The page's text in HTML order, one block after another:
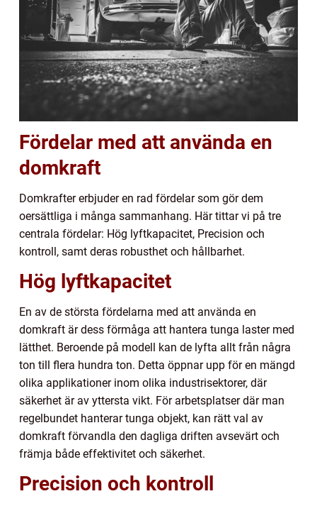
Fördelar med att använda en
domkraft
Domkrafter erbjuder en rad fördelar som gör dem
oersättliga i många sammanhang. Här tittar vi på tre
centrala fördelar: Hög lyftkapacitet, Precision och
kontroll, samt deras robusthet och hållbarhet.
Hög lyftkapacitet
En av de största fördelarna med att använda en
domkraft är dess förmåga att hantera tunga laster med
lätthet. Beroende på modell kan de lyfta allt från några
ton till flera hundra ton. Detta öppnar upp för en mängd
olika applikationer inom olika industrisektorer, där
säkerhet är av yttersta vikt. För arbetsplatser där man
regelbundet hanterar tunga objekt, kan rätt val av
domkraft förvandla den dagliga driften avsevärt och
främja både effektivitet och säkerhet.
Precision och kontroll